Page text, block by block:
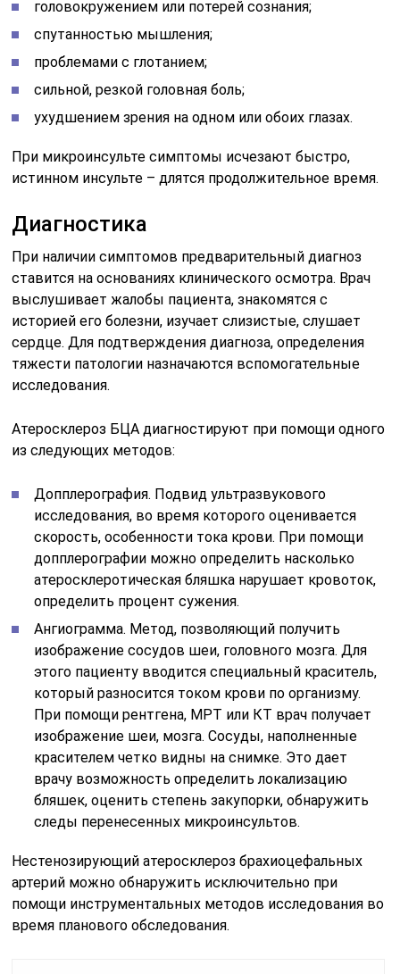
головокружением или потерей сознания;
спутанностью мышления;
проблемами с глотанием;
сильной, резкой головная боль;
ухудшением зрения на одном или обоих глазах.
При микроинсульте симптомы исчезают быстро,
истинном инсульте – длятся продолжительное время.
Диагностика
При наличии симптомов предварительный диагноз
ставится на основаниях клинического осмотра. Врач
выслушивает жалобы пациента, знакомятся с
историей его болезни, изучает слизистые, слушает
сердце. Для подтверждения диагноза, определения
тяжести патологии назначаются вспомогательные
исследования.
Атеросклероз БЦА диагностируют при помощи одного
из следующих методов:
Допплерография. Подвид ультразвукового
исследования, во время которого оценивается
скорость, особенности тока крови. При помощи
допплерографии можно определить насколько
атеросклеротическая бляшка нарушает кровоток,
определить процент сужения.
Ангиограмма. Метод, позволяющий получить
изображение сосудов шеи, головного мозга. Для
этого пациенту вводится специальный краситель,
который разносится током крови по организму.
При помощи рентгена, МРТ или КТ врач получает
изображение шеи, мозга. Сосуды, наполненные
красителем четко видны на снимке. Это дает
врачу возможность определить локализацию
бляшек, оценить степень закупорки, обнаружить
следы перенесенных микроинсультов.
Нестенозирующий атеросклероз брахиоцефальных
артерий можно обнаружить исключительно при
помощи инструментальных методов исследования во
время планового обследования.